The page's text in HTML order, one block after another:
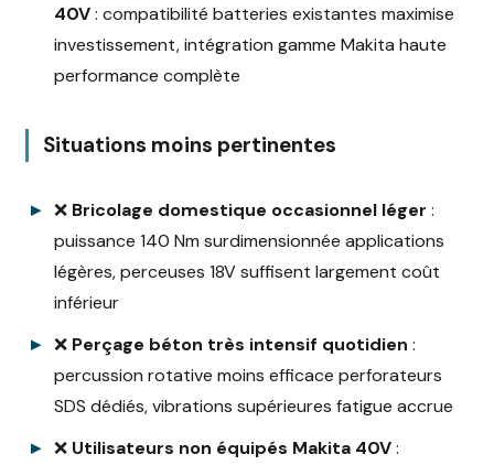
40V: compatibilité batteries existantes maximise
investissement, intégration gamme Makita haute
performance complète
Situations moins pertinentes
❌ Bricolage domestique occasionnel léger :
puissance 140 Nm surdimensionnée applications
légères, perceuses 18V suffisent largement coût
inférieur
❌ Perçage béton très intensif quotidien :
percussion rotative moins efficace perforateurs
SDS dédiés, vibrations supérieures fatigue accrue
❌ Utilisateurs non équipés Makita 40V: